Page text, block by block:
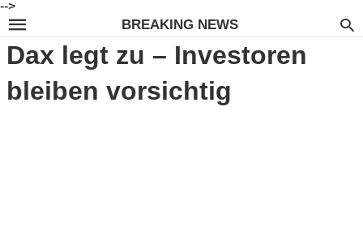
-->
BREAKING NEWS
Dax legt zu – Investoren
bleiben vorsichtig